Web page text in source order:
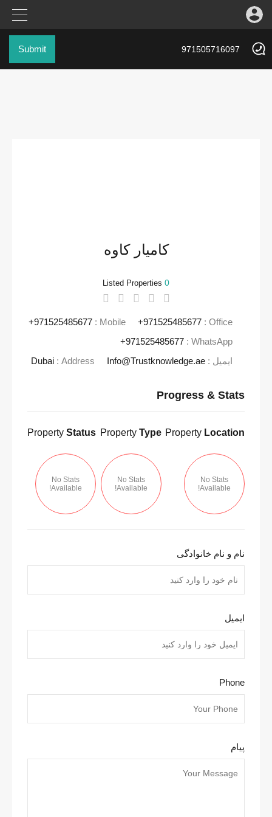
971505716097
Submit
کامیار کاوه
0
Listed Properties
Office :
971525485677+
Mobile :
971525485677+
WhatsApp :
971525485677+
ایمیل : Info@Trustknowledge.ae
Address :
Dubai
Progress & Stats
Property Location
No Stats
Available!
PropertyType
No Stats
Available!
Property Status
No Stats
Available!
نام و نام خانوادگی
ایمیل
Phone
پیام